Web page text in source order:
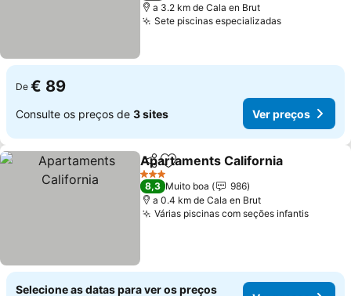
a 3.2 km de Cala en Brut
Sete piscinas especializadas
De € 89
Consulte os preços de 3 sites Ver preços
PartilharAdicionar aos favoritos
Apartaments California
3 Estrelas
8,3 Muito boa
986
a 0.4 km de Cala en Brut
Várias piscinas com seções infantis
Selecione as datas para ver os preços